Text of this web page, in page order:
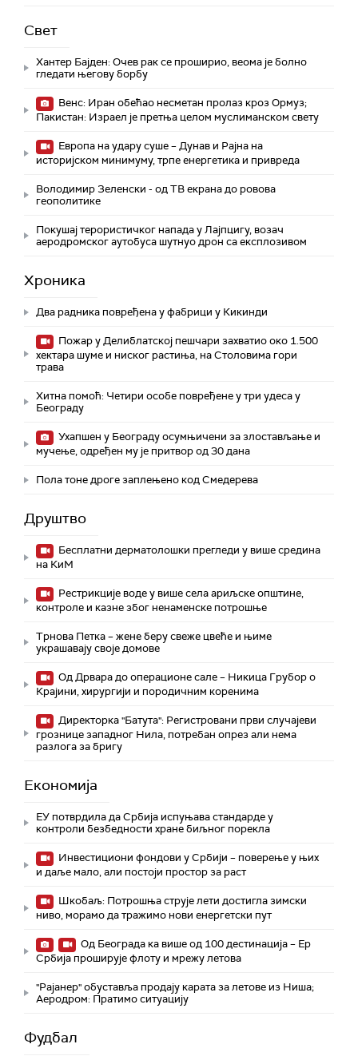
Свет
Хантер Бајден: Очев рак се проширио, веома је болно
гледати његову борбу
Венс: Иран обећао несметан пролаз кроз Ормуз;
Пакистан: Израел је претња целом муслиманском свету
Европа на удару суше – Дунав и Рајна на
историјском минимуму, трпе енергетика и привреда
Володимир Зеленски - од ТВ екрана до ровова
геополитике
Покушај терористичког напада у Лајпцигу, возач
аеродромског аутобуса шутнуо дрон са експлозивом
Хроника
Два радника повређена у фабрици у Кикинди
Пожар у Делиблатској пешчари захватио око 1.500
хектара шуме и ниског растиња, на Столовима гори
трава
Хитна помоћ: Четири особе повређене у три удеса у
Београду
Ухапшен у Београду осумњичени за злостављање и
мучење, одређен му је притвор од 30 дана
Пола тоне дроге заплењено код Смедерева
Друштво
Бесплатни дерматолошки прегледи у више средина
на КиМ
Рестрикције воде у више села ариљске општине,
контроле и казне због ненаменске потрошње
Трнова Петка – жене беру свеже цвеће и њиме
украшавају своје домове
Од Дрвара до операционе сале – Никица Грубор о
Крајини, хирургији и породичним коренима
Директорка "Батута": Регистровани први случајеви
грознице западног Нила, потребан опрез али нема
разлога за бригу
Економија
ЕУ потврдила да Србија испуњава стандарде у
контроли безбедности хране биљног порекла
Инвестициони фондови у Србији – поверење у њих
и даље мало, али постоји простор за раст
Шкобаљ: Потрошња струје лети достигла зимски
ниво, морамо да тражимо нови енергетски пут
Од Београда ка више од 100 дестинација – Ер
Србија проширује флоту и мрежу летова
"Рајанер" обуставља продају карата за летове из Ниша;
Аеродром: Пратимо ситуацију
Фудбал